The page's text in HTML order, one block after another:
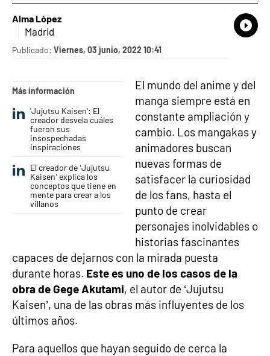
Alma López
Madrid
Publicado: Viernes, 03 junio, 2022 10:41
Más información
'Jujutsu Kaisen': El
creador desvela cuáles
fueron sus
insospechadas
inspiraciones
El creador de ‘Jujutsu
Kaisen’ explica los
conceptos que tiene en
mente para crear a los
villanos
El mundo del anime y del
manga siempre está en
constante ampliación y
cambio. Los mangakas y
animadores buscan
nuevas formas de
satisfacer la curiosidad
de los fans, hasta el
punto de crear
personajes inolvidables o
historias fascinantes
capaces de dejarnos con la mirada puesta
durante horas. Este es uno de los casos de la
obra de Gege Akutami, el autor de ‘Jujutsu
Kaisen’, una de las obras más influyentes de los
últimos años.
Para aquellos que hayan seguido de cerca la